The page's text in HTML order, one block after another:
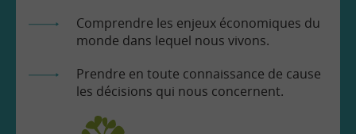
Comprendre les enjeux économiques du
monde dans lequel nous vivons.
Prendre en toute connaissance de cause
les décisions qui nous concernent.